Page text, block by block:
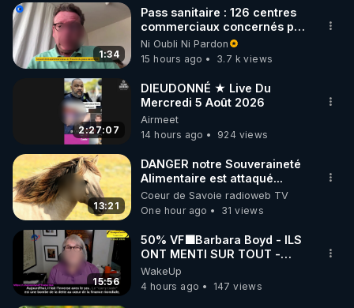
▶ 30 jours gratuit sur l’application de méditation et
de bien-être ENVOL :
Rendez-vous sur https://www.envol.app/code
le code : REGENERE
1:34
Pass sanitaire : 126 centres
commerciaux concernés par
l'obligation dans toute la
France
Ni Oubli Ni Pardon
15 hours ago
3.7 k views
2:27:07
DIEUDONNÉ ★ Live Du
Mercredi 5 Août 2026
Airmeet
14 hours ago
924 views
13:21
DANGER notre Souveraineté
Alimentaire est attaqué...
Coeur de Savoie radioweb TV
One hour ago
31 views
15:56
50% VF🟩Barbara Boyd - ILS
ONT MENTI SUR TOUT -
Jocelyne Traduction
WakeUp
4 hours ago
147 views